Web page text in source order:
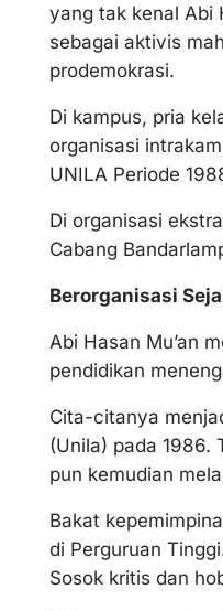
yang tak kenal Abi
sebagai aktivis
prodemokrasi.
Di kampus, pria
organisasi
UNILA Periode
Di organisasi
Cabang
Berorganisasi
Abi Hasan Mu’an
pendidikan
Cita-citanya
(Unila) pada 1986.
pun kemudian
Bakat
di Perguruan
Sosok kritis dan